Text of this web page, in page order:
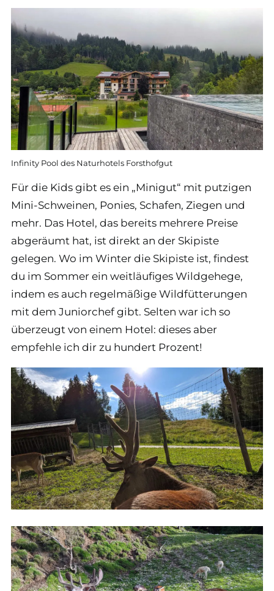
Infinity Pool des Naturhotels Forsthofgut
Für die Kids gibt es ein „Minigut“ mit putzigen
Mini-Schweinen, Ponies, Schafen, Ziegen und
mehr. Das Hotel, das bereits mehrere Preise
abgeräumt hat, ist direkt an der Skipiste
gelegen. Wo im Winter die Skipiste ist, findest
du im Sommer ein weitläufiges Wildgehege,
indem es auch regelmäßige Wildfütterungen
mit dem Juniorchef gibt. Selten war ich so
überzeugt von einem Hotel: dieses aber
empfehle ich dir zu hundert Prozent!